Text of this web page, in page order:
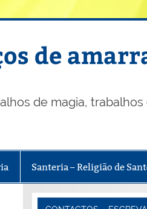
de
de magia, trabalhos
Santeria – Religião de